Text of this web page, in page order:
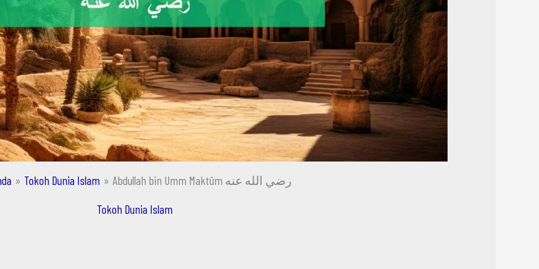
Tokoh Dunia Islam
Abdullah bin Umm Maktūm رضي الله عنه
Tokoh Dunia Islam